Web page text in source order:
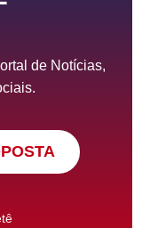
de Notícias,